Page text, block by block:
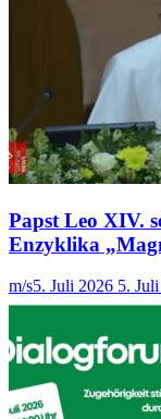
Papst Leo XIV.
Enzyklika
m/s5. Juli 2026 5.